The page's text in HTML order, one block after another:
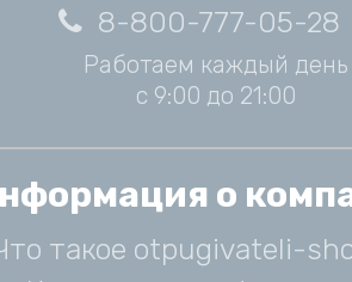
8-800-777-05-28
Работаем каждый день
с 9:00 до 21:00
о
такое otpugivateli-